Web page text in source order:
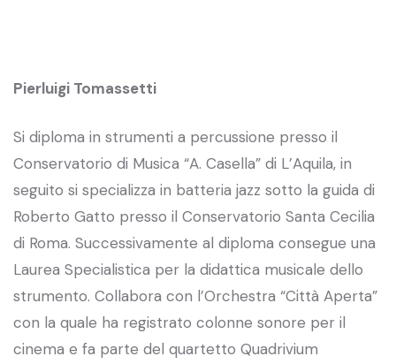
Pierluigi Tomassetti
Si diploma in strumenti a percussione presso il
Conservatorio di Musica “A. Casella” di L’Aquila, in
seguito si specializza in batteria jazz sotto la guida di
Roberto Gatto presso il Conservatorio Santa Cecilia
di Roma. Successivamente al diploma consegue una
Laurea Specialistica per la didattica musicale dello
strumento. Collabora con l’Orchestra “Città Aperta”
con la quale ha registrato colonne sonore per il
cinema e fa parte del quartetto Quadrivium